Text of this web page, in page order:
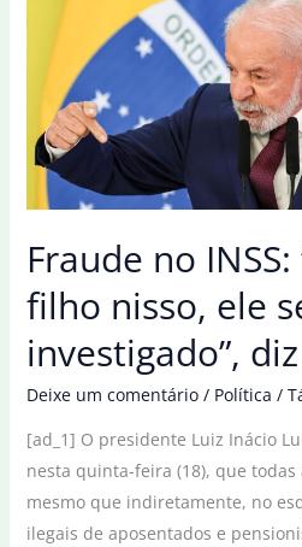
Fraude no
filho nisso, ele
investigado”,
Deixe um comentário / Política /
[ad_1] O presidente Luiz Inácio
nesta quinta-feira (18), que todas
mesmo que indiretamente, no
ilegais de aposentados e